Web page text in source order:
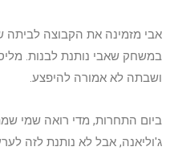
אבי מזמינה את הקבוצה לביתה
במשחק שאבי נותנת לבנות.
ושבתה לא אמורה להיפצע.
ביום התחרות, מדי רואה שמי
ג'וליאנה, אבל לא נותנת לזה